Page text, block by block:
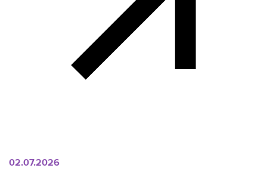
02.07.2026